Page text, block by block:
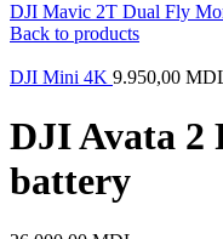
DJI Mavic 2T Dual Fly
Back to products
DJI Mini 4K 9.950,00
DJI Avata 2
battery